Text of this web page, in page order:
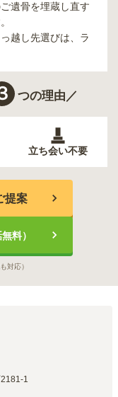
遺骨を埋蔵し直す
越し先選びは、ラ
つの理由／
立ち会い不要
提案
料）
対応）
1